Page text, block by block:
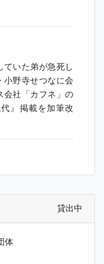
ていた弟が急死し
小野寺せつなに会
会社「カフネ」の
』掲載を加筆改
貸出中
体